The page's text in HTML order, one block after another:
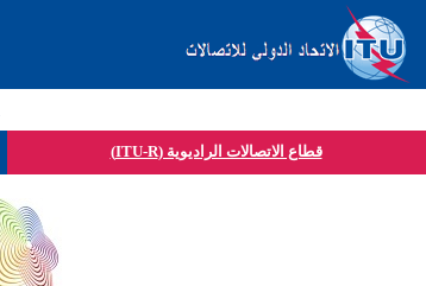
قطاع الاتصالات الراديوية (ITU-R)